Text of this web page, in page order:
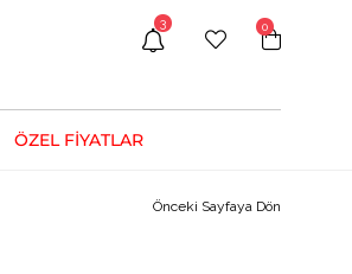
0
3
ÖZEL FİYATLAR
Önceki Sayfaya Dön